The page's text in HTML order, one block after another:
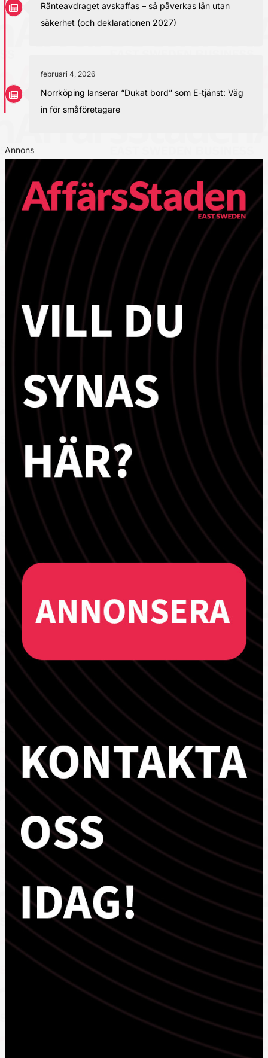
Ränteavdraget avskaffas – så påverkas lån utan
säkerhet (och deklarationen 2027)
februari 4, 2026
Norrköping lanserar “Dukat bord” som E-tjänst: Väg
in för småföretagare
Annons